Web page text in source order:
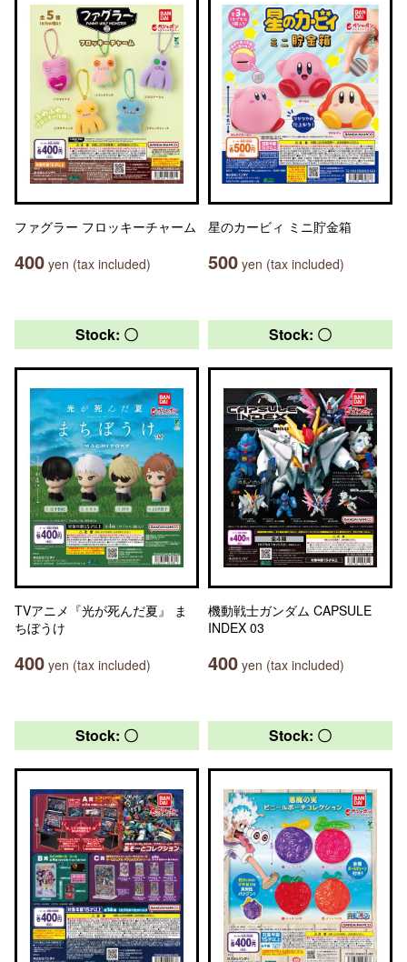
ファグラー フロッキーチャーム
400 yen (tax included)
星のカービィ ミニ貯金箱
500 yen (tax included)
Stock: 〇
TVアニメ『光が死んだ夏』 ま
ちぼうけ
400 yen (tax included)
Stock: 〇
機動戦士ガンダム CAPSULE
INDEX 03
400 yen (tax included)
Stock: 〇 Stock: 〇